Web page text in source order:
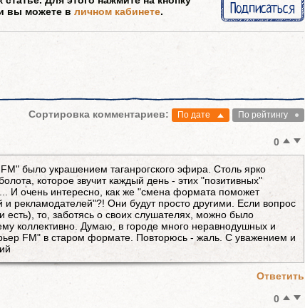
Подписаться
вы можете в личном кабинете.
Сортировка комментариев: По дате По рейтингу
0
было украшением таганрогского эфира. Столь ярко
которое звучит каждый день - этих "позитивных"
И очень интересно, как же "смена формата поможет
и рекламодателей"?! Они будут просто другими. Если вопрос
есть), то, заботясь о своих слушателях, можно было
коллективно. Думаю, в городе много неравнодушных и
FM" в старом формате. Повторюсь - жаль. С уважением и
Ответить
0